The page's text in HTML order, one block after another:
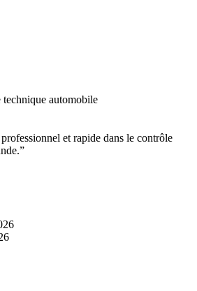
technique automobile
et rapide dans le contrôle
”